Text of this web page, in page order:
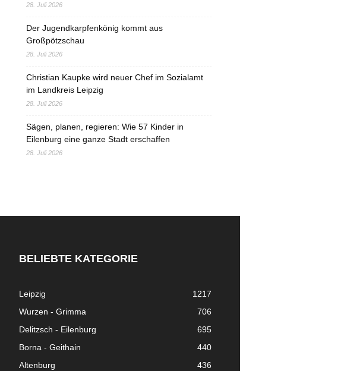
28. Juli 2026
Der Jugendkarpfenkönig kommt aus
Großpötzschau
28. Juli 2026
Christian Kaupke wird neuer Chef im Sozialamt
im Landkreis Leipzig
28. Juli 2026
Sägen, planen, regieren: Wie 57 Kinder in
Eilenburg eine ganze Stadt erschaffen
28. Juli 2026
BELIEBTE KATEGORIE
Leipzig
1217
Wurzen - Grimma
706
Delitzsch - Eilenburg
695
Borna - Geithain
440
Altenburg
436